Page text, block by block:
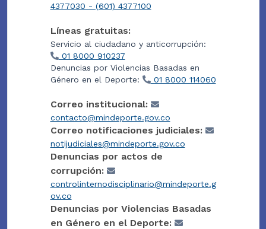
4377030 - (601) 4377100
Líneas gratuitas:
Servicio al ciudadano y anticorrupción:
01 8000 910237
Denuncias por Violencias Basadas en
Género en el Deporte:
01 8000 114060
Correo institucional:
contacto@mindeporte.gov.co
Correo notificaciones judiciales:
notijudiciales@mindeporte.gov.co
Denuncias por actos de
corrupción:
controlinternodisciplinario@mindeporte.g
ov.co
Denuncias por Violencias Basadas
en Género en el Deporte: